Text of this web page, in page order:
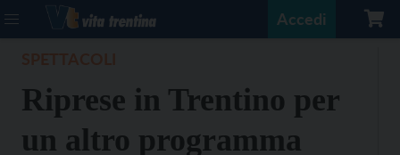
Accedi
Riprese in Trentino per
un altro programma